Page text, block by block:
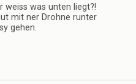
weiss was unten liegt?!
mit ner Drohne runter
gehen.